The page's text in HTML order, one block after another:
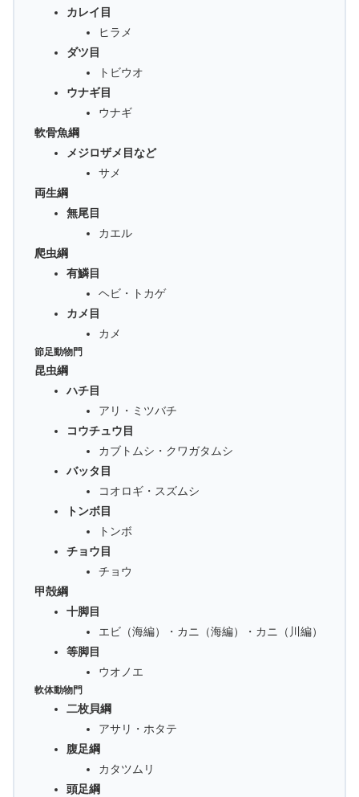
カレイ目
ヒラメ
ダツ目
トビウオ
ウナギ目
ウナギ
軟骨魚綱
メジロザメ目など
サメ
両生綱
無尾目
カエル
爬虫綱
有鱗目
ヘビ・トカゲ
カメ目
カメ
節足動物門
昆虫綱
ハチ目
アリ・ミツバチ
コウチュウ目
カブトムシ・クワガタムシ
バッタ目
コオロギ・スズムシ
トンボ目
トンボ
チョウ目
チョウ
甲殻綱
十脚目
エビ（海編）・カニ（海編）・カニ（川編）
等脚目
ウオノエ
軟体動物門
二枚貝綱
アサリ・ホタテ
腹足綱
カタツムリ
頭足綱